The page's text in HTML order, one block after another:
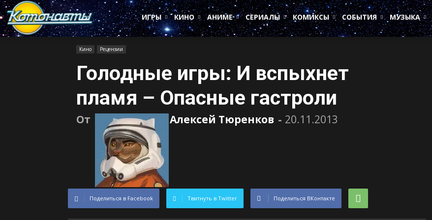
Котонавты
ИГРЫ
КИНО АНИМЕ СЕРИАЛЫ КОМИКСЫ СОБЫТИЯ МУЗЫКА
Кино Рецензии
Голодные игры: И вспыхнет
пламя – Опасные гастроли
От Алексей Тюренков - 20.11.2013
Поделиться в Facebook Твитнуть в Twitter Поделиться ВКонтакте